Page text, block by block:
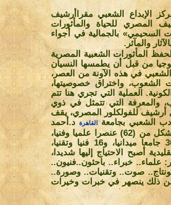
الإبداع الشعبي مقراأرشيف
المصري للحياة والمأثورات
السحيمي» بالجمالية في أجواء
والمآثر.
المأثورات الشعبية المصرية
من قبل أن يطمسها النسيان
في هذه الآونة من العصر،
الشعوب، واختراق خصوصيتها،
العملية التي تجري هنا تتم
والمعرفة التي تتمثل في ذوي
أرشيف للفولكلور المصري، يقف
الشعبي بجامعة
القاهرة د.أحمد
مرسي، هو المايسترو الذي ينتظم معزوفة تتشكل من (62) عنصرا علميا وفنيا،
ما بين 14 مستشارا، و12 مساعد خبير، و30 جامعا ميدانيا، و16 فنيا وتقنيا،
أصبح الاحتياج إليها شديدا،
علماء.. خبراء.. باحثون..فنيون..
صوت.. وتقنيات.. وصورة..
ذلك ينصهر في خبرات وخيرات